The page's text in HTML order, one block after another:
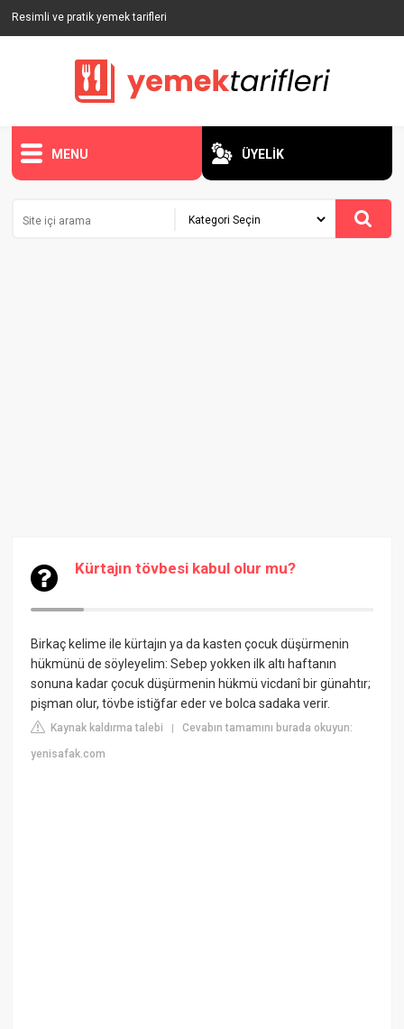
Resimli ve pratik yemek tarifleri
MENU ÜYELİK
Kürtajın tövbesi kabul olur mu?
Birkaç kelime ile kürtajın ya da kasten çocuk düşürmenin
hükmünü de söyleyelim: Sebep yokken ilk altı haftanın
sonuna kadar çocuk düşürmenin hükmü vicdanî bir günahtır;
pişman olur, tövbe istiğfar eder ve bolca sadaka verir.
Kaynak kaldırma talebi |Cevabın tamamını burada okuyun:
yenisafak.com